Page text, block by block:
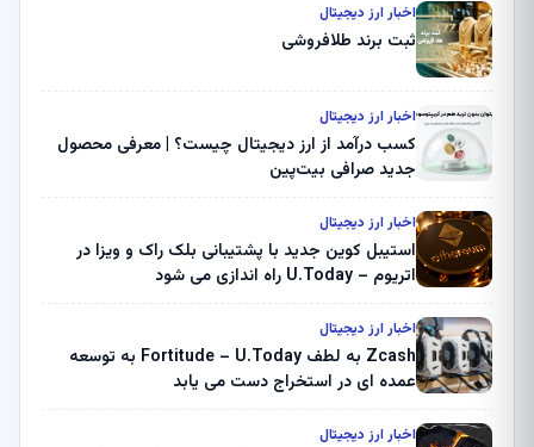
اخبار ارز دیجیتال
ثبت برند طلافروشی
اخبار ارز دیجیتال
کسب درآمد از ارز دیجیتال چیست؟ | معرفی محصول
جدید صرافی بیت‌پین
اخبار ارز دیجیتال
استیبل کوین جدید با پشتیبانی بلک راک و ویزا در
اتریوم – U.Today راه اندازی می شود
اخبار ارز دیجیتال
Zcash به لطف Fortitude – U.Today به توسعه
عمده ای در استخراج دست می یابد
اخبار ارز دیجیتال